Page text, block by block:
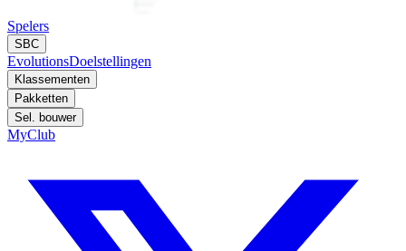
Spelers
SBC
EvolutionsDoelstellingen
Klassementen
Pakketten
Sel. bouwer
MyClub